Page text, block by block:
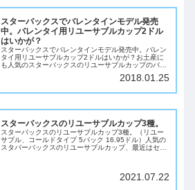
スターバックスでバレンタインモデル発売
中。バレンタイ用リユーサブルカップ2ドル
はいかが？
スターバックスでバレンタインモデル発売中。バレン
タイ用リユーサブルカップ2ドルはいかが？お土産に
も人気のスターバックスのリユーサブルカップのバレ
LOVEとラブがつまったデザインになっていま...
2018.01.25
スターバックスのリユーサブルカップ3種。
スターバックスのリユーサブルカップ3種。（リユー
サブル、コールドタイプ 5パック 16.95ドル）人気の
スタバーバックスのリユーサブルカップ、最近はセッ
2021.07.22